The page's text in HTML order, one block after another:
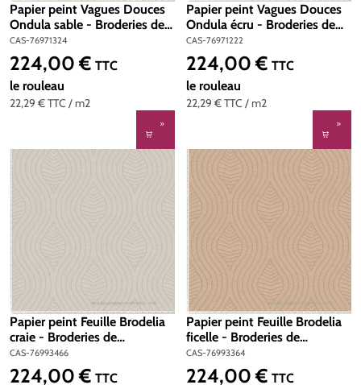
Papier peint Vagues Douces
Ondula sable - Broderies de
Casamance | Réf. CAS-
76971324
CAS-76971324
22,29 €TTC / m2
Prix régulier :
224,00 € TTC
le rouleau
Papier peint Vagues Douces
Ondula écru - Broderies de
Casamance | Réf. CAS-
76971222
CAS-76971222
22,29 €TTC / m2
Prix régulier :
224,00 € TTC
le rouleau
Papier peint Feuille Brodelia
craie - Broderies de
Casamance | Réf. CAS-
76993466
CAS-76993466
Prix régulier :
224,00 € TTC
Papier peint Feuille Brodelia
ficelle - Broderies de
Casamance | Réf. CAS-
76993364
CAS-76993364
Prix régulier :
224,00 € TTC